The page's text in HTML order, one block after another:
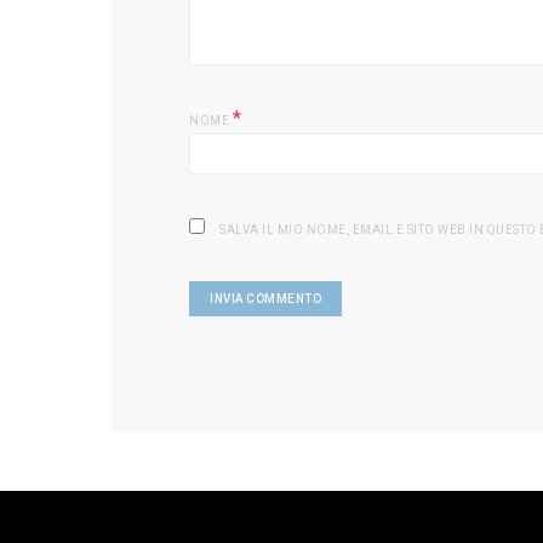
NOME *
SALVA IL MIO NOME, EMAIL E SITO WEB IN QUESTO